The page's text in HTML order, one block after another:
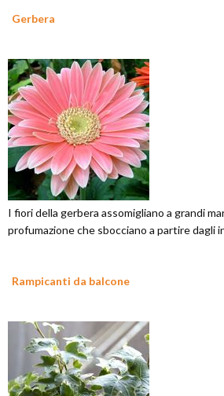
Gerbera
I fiori della gerbera assomigliano a grandi
profumazione che sbocciano a partire dagli
Rampicanti da balcone